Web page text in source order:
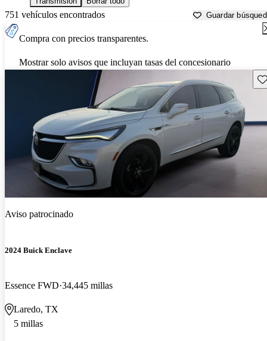
751 vehículos encontrados Guardar
Compra con precios transparentes.
Mostrar solo avisos que incluyan tasas del concesionario
Aviso patrocinado
2024 Buick Enclave
Essence FWD 34,445 millas
Laredo, TX
5 millas